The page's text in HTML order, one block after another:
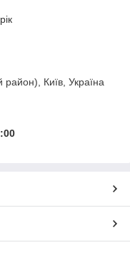
Київ, Україна